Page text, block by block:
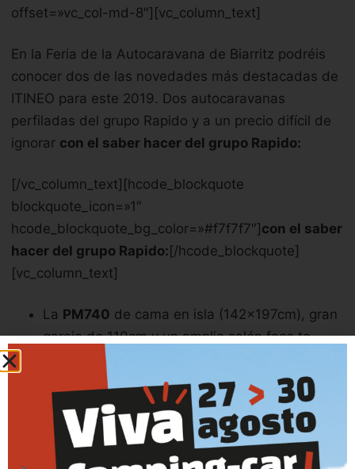
offset=»vc_col-md-8″][vc_column_text]
En la Feria de la Autocaravana de Biarritz podréis
conocer dos de las novedades más destacadas de
ITINEO para este 2019. Dos autocaravanas
perfiladas del grupo Rapido y a un precio difícil de
ignorar con el saber hacer del grupo Rapido:
[/vc_column_text][hcode_blockquote
blockquote_icon=»1″
hcode_blockquote_bg_color=»#f7f7f7″] con el saber
hacer del grupo Rapido: [/hcode_blockquote]
[vc_column_text]
La PM740 de cama en isla (142x197cm), gran
garaje de 110cm y un amplio salón face to
face. Con capacidad para 4 personas en
carretera y 4 para dormir.
Y la
PJ740de camas gemelas convertibles en
cama king size de 3 plazas y conamplio garaje
trasero de 120 cm bajo las camas. Con